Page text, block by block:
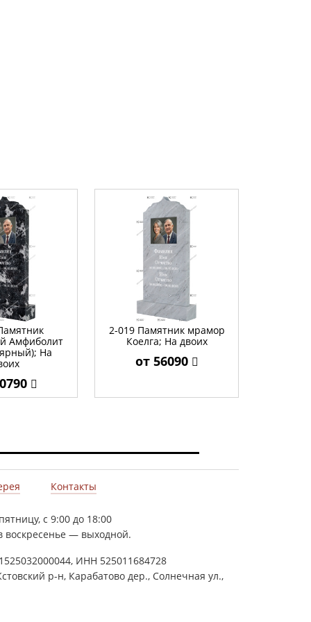
Амфиболит
На
2-019 Памятник мрамор
Коелга; На двоих
от 56090
Контакты
с 9:00 до 18:00
воскресенье — выходной.
ИНН 525011684728
р-н, Карабатово дер., Солнечная ул.,